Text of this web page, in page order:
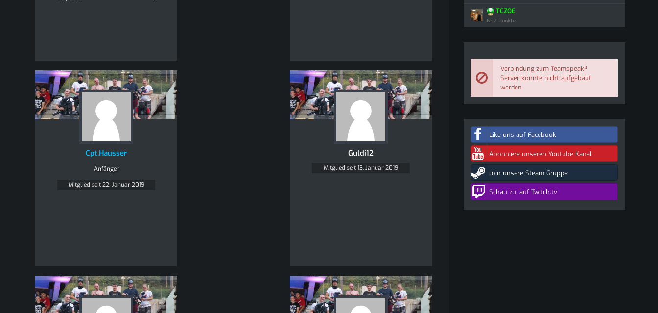
Cpt.Hausser
Anfänger
Mitglied seit 22. Januar 2019
Guldi12
Mitglied seit 13. Januar 2019
TCZOE
692 Punkte
Verbindung zum Teamspeak³
Server konnte nicht aufgebaut
werden.
Like uns auf Facebook
Abonniere unseren Youtube Kanal
Join unsere Steam Gruppe
Schau zu, auf Twitch.tv